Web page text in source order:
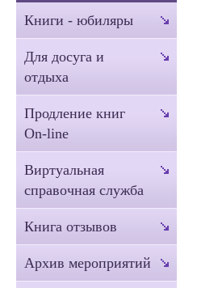
Книги - юбиляры
Для досуга и
отдыха
Продление книг
On-line
Виртуальная
справочная служба
Книга отзывов
Архив мероприятий